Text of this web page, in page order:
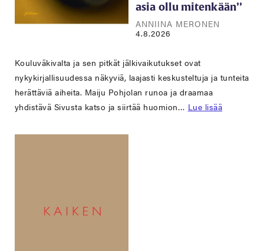
asia ollu mitenkään’’
ANNIINA MERONEN
4.8.2026
Kouluväkivalta ja sen pitkät jälkivaikutukset ovat
nykykirjallisuudessa näkyviä, laajasti keskusteltuja ja tunteita
herättäviä aiheita. Maiju Pohjolan runoa ja draamaa
yhdistävä Sivusta katso ja siirtää huomion… Lue lisää